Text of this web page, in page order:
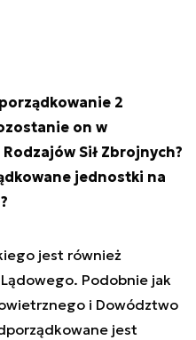
2
on w
Sił Zbrojnych?
jednostki na
jest również
Podobnie jak
i Dowództwo
jest